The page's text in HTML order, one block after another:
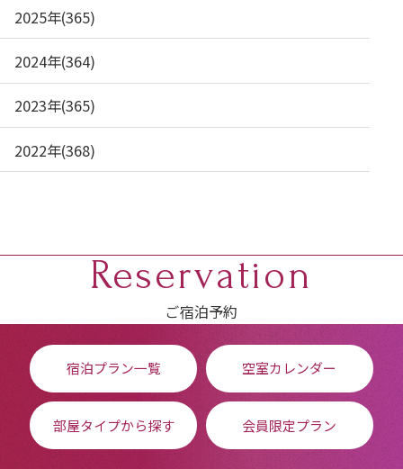
2025年(365)
2024年(364)
2023年(365)
2022年(368)
Reservation
ご宿泊予約
宿泊プラン一覧 空室カレンダー
部屋タイプから探す 会員限定プラン